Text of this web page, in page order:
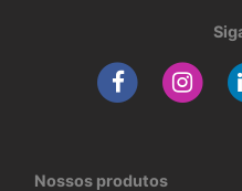
Nossos produtos